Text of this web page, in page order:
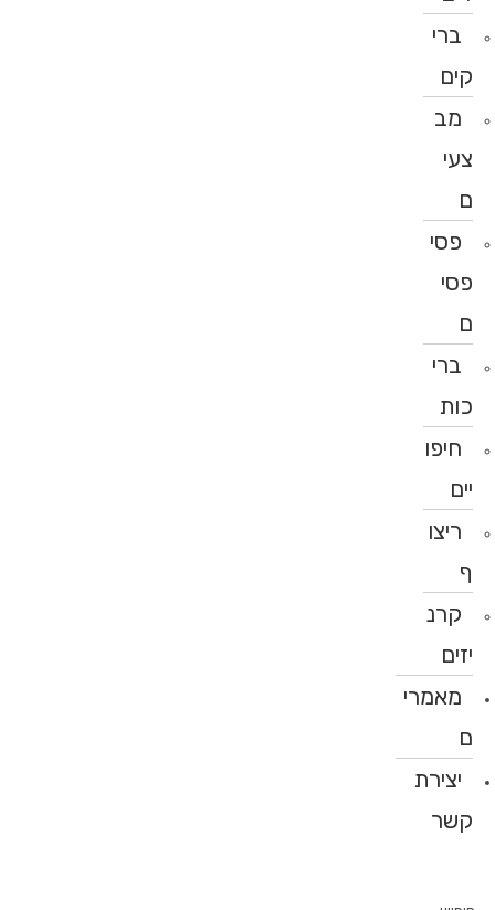
ברי
קים
מב
צעי
ם
פסי
פסי
ם
ברי
כות
חיפו
יים
ריצו
ף
קרנ
יזים
מאמרי
ם
יצירת
קשר